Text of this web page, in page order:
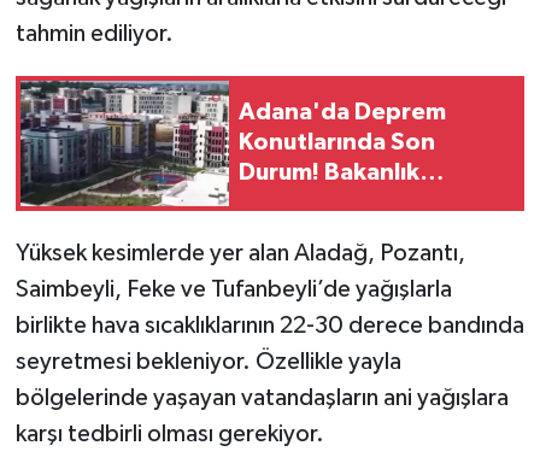
tahmin ediliyor.
Adana'da Deprem
Konutlarında Son
Durum! Bakanlık
Yüksek kesimlerde yer alan Aladağ, Pozantı,
Saimbeyli, Feke ve Tufanbeyli’de yağışlarla
birlikte hava sıcaklıklarının 22-30 derece bandında
seyretmesi bekleniyor. Özellikle yayla
bölgelerinde yaşayan vatandaşların ani yağışlara
karşı tedbirli olması gerekiyor.